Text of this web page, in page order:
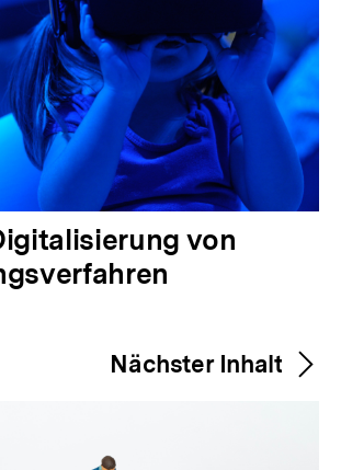
von
Nächster Inhalt